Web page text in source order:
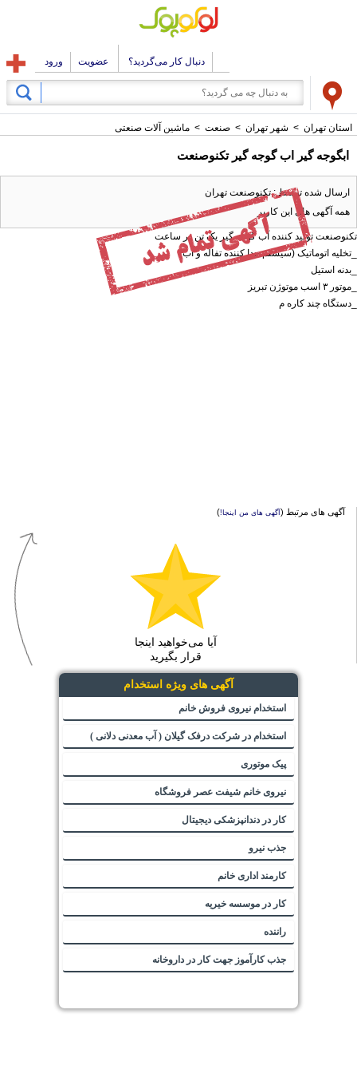
دنبال کار می‌گردید؟ عضویت ورود
استان تهران > شهر تهران > صنعت > ماشین آلات صنعتی
ابگوجه گیر اب گوجه گیر تکنوصنعت
ارسال شده توسط : تکنوصنعت تهران
همه آگهی های این کاربر
تکنوصنعت تولید کننده آب گوجه گیر یک تن در ساعت
_تخلیه اتوماتیک (سیستم جدا کننده تفاله و اب)
_بدنه استیل
_موتور ۳ اسب موتوژن تبریز
_دستگاه چند کاره م
آگهی های مرتبط (آگهی های من اینجا!)
آیا می‌خواهید اینجا
قرار بگیرید
آگهی های ویژه استخدام
استخدام نیروی فروش خانم
استخدام در شرکت درفک گیلان ( آب معدنی دلانی )
پیک موتوری
نیروی خانم شیفت عصر فروشگاه
کار در دندانپزشکی دیجیتال
جذب نیرو
کارمند اداری خانم
کار در موسسه خیریه
راننده
جذب کارآموز جهت کار در داروخانه